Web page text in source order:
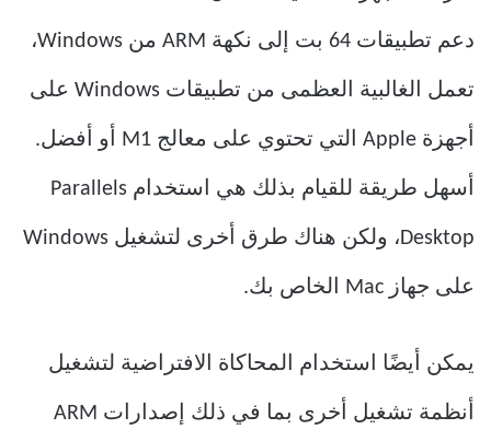
دعم تطبيقات 64 بت إلى نكهة ARM من Windows،
تعمل الغالبية العظمى من تطبيقات Windows على
أجهزة Apple التي تحتوي على معالج M1 أو أفضل.
أسهل طريقة للقيام بذلك هي استخدام Parallels
Desktop، ولكن هناك طرق أخرى لتشغيل Windows
على جهاز Mac الخاص بك.
يمكن أيضًا استخدام المحاكاة الافتراضية لتشغيل
أنظمة تشغيل أخرى بما في ذلك إصدارات ARM